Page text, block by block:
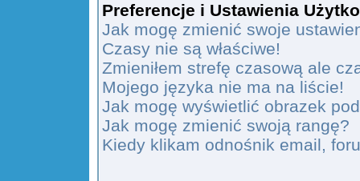
Preferencje i Ustawienia
Jak mogę zmienić swoje
Czasy nie są właściwe!
Zmieniłem strefę czasową ale
Mojego języka nie ma na liście!
Jak mogę wyświetlić obrazek
Jak mogę zmienić swoją rangę?
Kiedy klikam odnośnik email,